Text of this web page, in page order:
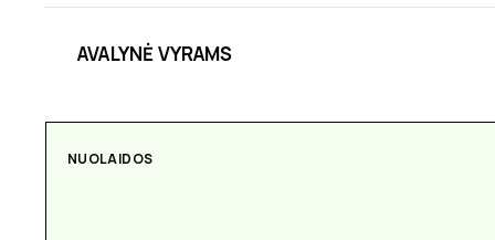
AVALYNĖ VYRAMS
NUOLAIDOS